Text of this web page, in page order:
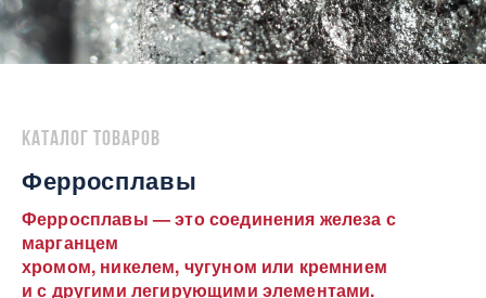
Каталог товаров
Ферросплавы
Ферросплавы — это соединения железа с
марганцем
хромом, никелем, чугуном или кремнием
и с другими легирующими элементами.